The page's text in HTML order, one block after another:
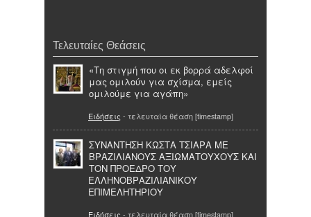
Τελευταίες Θεάσεις
«Τη στιγμή που οι εκ βορρά αδελφοί
μας ομιλούν για σχίσμα, εμείς
ομιλούμε για αγάπη»
Ειδήσεις - τελευταία θέαση [timestamp]
ΣΥΝΑΝΤΗΣΗ ΚΩΣΤΑ ΤΣΙΑΡΑ ΜΕ
ΒΡΑΖΙΛΙΑΝΟΥΣ ΑΞΙΩΜΑΤΟΥΧΟΥΣ ΚΑΙ
ΤΟΝ ΠΡΟΕΔΡΟ ΤΟΥ
ΕΛΛΗΝΟΒΡΑΖΙΛΙΑΝΙΚΟΥ
ΕΠΙΜΕΛΗΤΗΡΙΟΥ
Ειδήσεις - τελευταία θέαση [timestamp]